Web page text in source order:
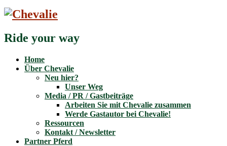
Ride your way
Home
Über Chevalie
Neu hier?
Unser Weg
Media / PR / Gastbeiträge
Arbeiten Sie mit Chevalie zusammen
Werde Gastautor bei Chevalie!
Ressourcen
Kontakt / Newsletter
Partner Pferd